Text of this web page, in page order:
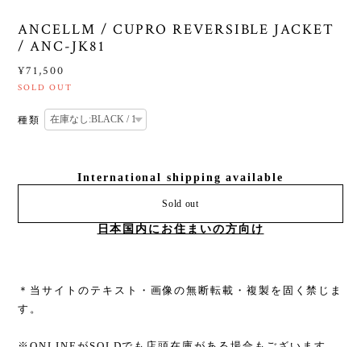
ANCELLM / CUPRO REVERSIBLE JACKET
/ ANC-JK81
¥71,500
SOLD OUT
種類
International shipping available
Sold out
日本国内にお住まいの方向け
＊当サイトのテキスト・画像の無断転載・複製を固く禁じま
す。